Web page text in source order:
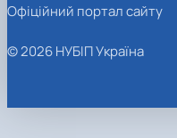
Офіційний портал сайту
© 2026 НУБІП Україна